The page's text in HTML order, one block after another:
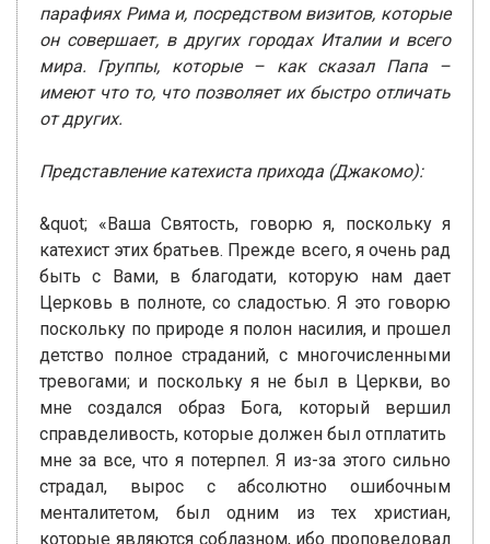
парафиях Рима и, посредством визитов, которые
он совершает, в других городах Италии и всего
мира. Группы, которые – как сказал Папа –
имеют что то, что позволяет их быстро отличать
от других.
Представление катехиста прихода (Джакомо):
&quot; «Ваша Святость, говорю я, поскольку я
катехист этих братьев. Прежде всего, я очень рад
быть с Вами, в благодати, которую нам дает
Церковь в полноте, со сладостью. Я это говорю
поскольку по природе я полон насилия, и прошел
детство полное страданий, с многочисленными
тревогами; и поскольку я не был в Церкви, во
мне создался образ Бога, который вершил
справделивость, которые должен был отплатить
мне за все, что я потерпел. Я из-за этого сильно
страдал, вырос с абсолютно ошибочным
менталитетом, был одним из тех христиан,
которые являются соблазном, ибо проповедовал